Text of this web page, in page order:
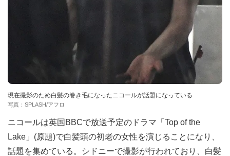
現在撮影のため白髪の巻き毛になったニコールが話題になっている
写真：SPLASH/アフロ
ニコールは英国BBCで放送予定のドラマ「Top of the
Lake」(原題)で白髪頭の初老の女性を演じることになり、
話題を集めている。シドニーで撮影が行われており、白髪